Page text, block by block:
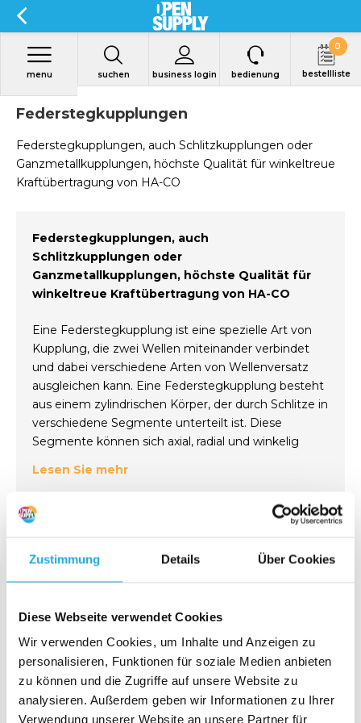
Zustimmung Details Über Cookies
Diese Webseite verwendet Cookies
Wir verwenden Cookies, um Inhalte und Anzeigen zu
personalisieren, Funktionen für soziale Medien anbieten
zu können und die Zugriffe auf unsere Website zu
analysieren. Außerdem geben wir Informationen zu Ihrer
Verwendung unserer Website an unsere Partner für
suchen business login
menu bedienung bestellliste
0
Federstegkupplungen
Federstegkupplungen, auch Schlitzkupplungen oder
Ganzmetallkupplungen, höchste Qualität für winkeltreue
Kraftübertragung von HA-CO
Federstegkupplungen, auch
Schlitzkupplungen oder
Ganzmetallkupplungen, höchste Qualität für
winkeltreue Kraftübertragung von HA-CO
Eine Federstegkupplung ist eine spezielle Art von
Kupplung, die zwei Wellen miteinander verbindet
und dabei verschiedene Arten von Wellenversatz
ausgleichen kann. Eine Federstegkupplung besteht
aus einem zylindrischen Körper, der durch Schlitze in
verschiedene Segmente unterteilt ist. Diese
Segmente können sich axial, radial und winkelig
Drehmomentübertragung zu beeinträchtigen.
Eine Federstegkupplung wird auch als
Schwingungen und Resonanzen in den Wellen
reduziert. Federstegkupplungen werden aus
Drehzahlen und Temperaturen geeignet.
Lesen Sie mehr
Filter